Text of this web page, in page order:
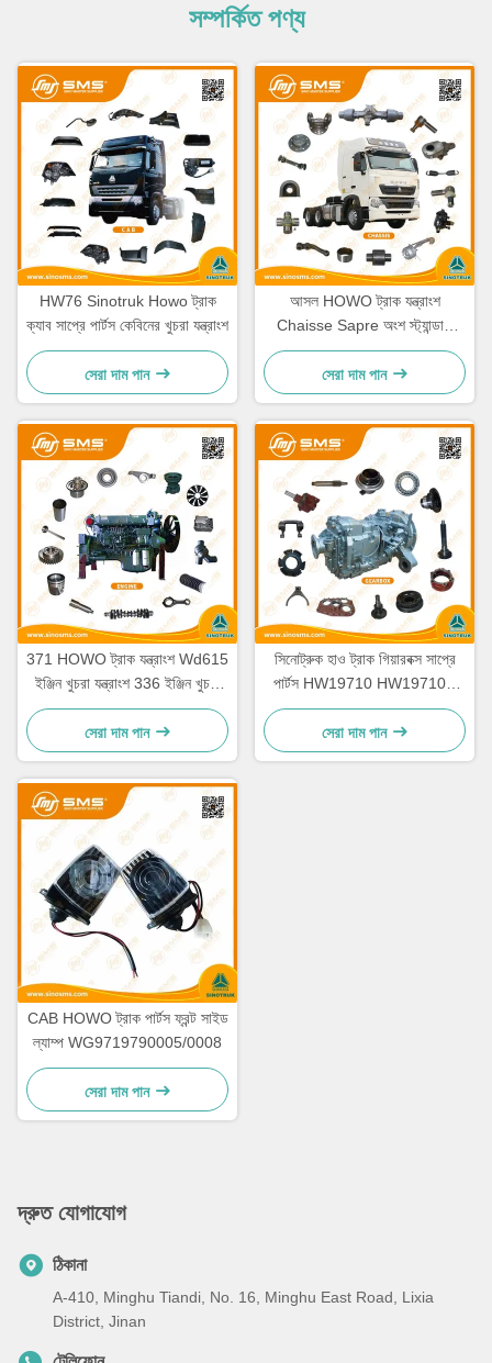
সম্পর্কিত পণ্য
HW76 Sinotruk Howo ট্রাক
ক্যাব সাপ্রে পার্টস কেবিনের খুচরা যন্ত্রাংশ
সেরা দাম পান
আসল HOWO ট্রাক যন্ত্রাংশ
Chaisse Sapre অংশ স্ট্যান্ডার্ড
আকার
সেরা দাম পান
371 HOWO ট্রাক যন্ত্রাংশ Wd615
ইঞ্জিন খুচরা যন্ত্রাংশ 336 ইঞ্জিন খুচরা
যন্ত্রাংশ
সেরা দাম পান
সিনোট্রুক হাও ট্রাক গিয়ারবক্স সাপ্রে
পার্টস HW19710 HW19710T
HW19712
সেরা দাম পান
CAB HOWO ট্রাক পার্টস ফ্রন্ট সাইড
ল্যাম্প WG9719790005/0008
সেরা দাম পান
দ্রুত যোগাযোগ
ঠিকানা
A-410, Minghu Tiandi, No. 16, Minghu East Road, Lixia
District, Jinan